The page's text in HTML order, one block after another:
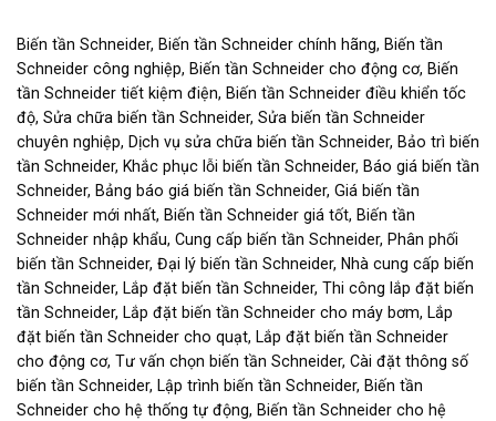
Biến tần Schneider, Biến tần Schneider chính hãng, Biến tần
Schneider công nghiệp, Biến tần Schneider cho động cơ, Biến
tần Schneider tiết kiệm điện, Biến tần Schneider điều khiển tốc
độ, Sửa chữa biến tần Schneider, Sửa biến tần Schneider
chuyên nghiệp, Dịch vụ sửa chữa biến tần Schneider, Bảo trì biến
tần Schneider, Khắc phục lỗi biến tần Schneider, Báo giá biến tần
Schneider, Bảng báo giá biến tần Schneider, Giá biến tần
Schneider mới nhất, Biến tần Schneider giá tốt, Biến tần
Schneider nhập khẩu, Cung cấp biến tần Schneider, Phân phối
biến tần Schneider, Đại lý biến tần Schneider, Nhà cung cấp biến
tần Schneider, Lắp đặt biến tần Schneider, Thi công lắp đặt biến
tần Schneider, Lắp đặt biến tần Schneider cho máy bơm, Lắp
đặt biến tần Schneider cho quạt, Lắp đặt biến tần Schneider
cho động cơ, Tư vấn chọn biến tần Schneider, Cài đặt thông số
biến tần Schneider, Lập trình biến tần Schneider, Biến tần
Schneider cho hệ thống tự động, Biến tần Schneider cho hệ